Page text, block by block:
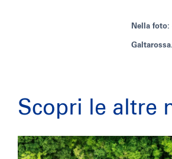
Nella foto:
Galtarossa.
Scopri le altre